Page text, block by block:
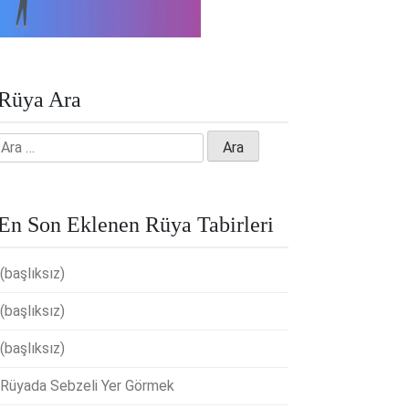
Ara
Son Eklenen Rüya Tabirleri
(başlıksız)
(başlıksız)
(başlıksız)
Rüyada Sebzeli Yer Görmek